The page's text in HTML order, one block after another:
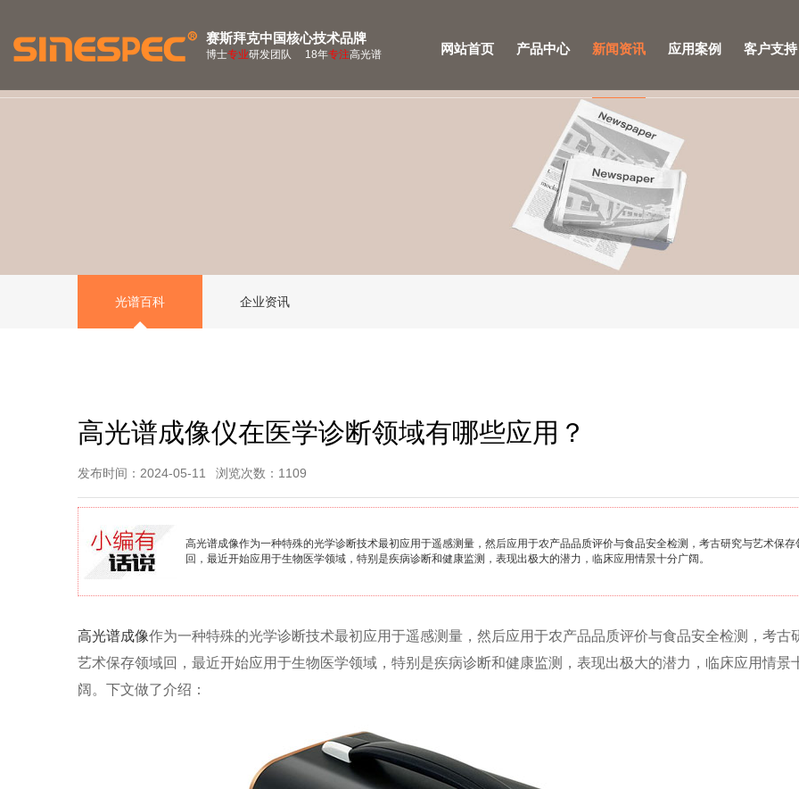
赛斯拜克中国核心技术品牌
博士专业研发团队 18年专注高光谱 网站首页 产品中心 新闻资讯 应用案例 客户支持
光谱百科 企业资讯
高光谱成像仪在医学诊断领域有哪些应用？
发布时间：2024-05-11 浏览次数：1109
高光谱成像​作为一种特殊的光学诊断技术最初应用于遥感测量，然后应用于农产品品质评价与食品安全检测，考古研究与艺术保存
回，最近开始应用于生物医学领域，特别是疾病诊断和健康监测，表现出极大的潜力，临床应用情景十分广阔。
高光谱成像作为一种特殊的光学诊断技术最初应用于遥感测量，然后应用于农产品品质评价与食品安全检测，考古
艺术保存领域回，最近开始应用于生物医学领域，特别是疾病诊断和健康监测，表现出极大的潜力，临床应用情景
阔。下文做了介绍：